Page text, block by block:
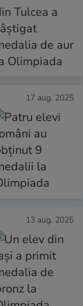
17 aug. 2025
13 aug. 2025